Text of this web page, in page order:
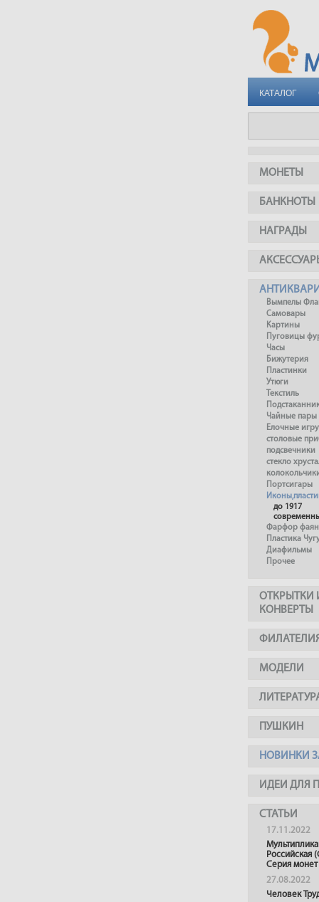
КАТАЛОГ
МОНЕТЫ
БАНКНОТЫ
НАГРАДЫ
Вымпелы
Самовары
Картины
Пуговицы
Часы
Бижутерия
Пластинки
Утюги
Текстиль
Чайные пары
Елочные
столовые
подсвечники
стекло
Портсигары
до 1917
Фарфор
Пластика
Диафильмы
Прочее
ОТКРЫТКИ
КОНВЕРТЫ
МОДЕЛИ
ПУШКИН
НОВИНКИ
ИДЕИ ДЛЯ
СТАТЬИ
17.11.2022
Российская
Серия монет
27.08.2022
Человек